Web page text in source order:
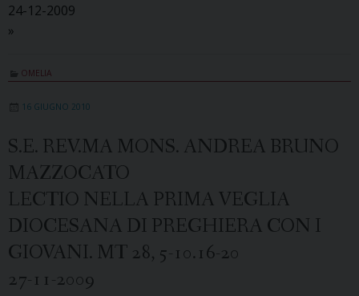
24-12-2009
»
OMELIA
16 GIUGNO 2010
S.E. REV.MA MONS. ANDREA BRUNO
MAZZOCATO
LECTIO NELLA PRIMA VEGLIA
DIOCESANA DI PREGHIERA CON I
GIOVANI. MT 28, 5-10.16-20
27-11-2009